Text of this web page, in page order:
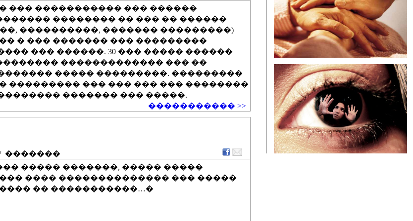
��� ����������� ��� ������
�������� �� ��� �� ������
����������, ������� ���������)
� ��� ������� ��� ���������
��� ������. 30 ��� ����� ������
������������� ��� ��
����� ���������. ���������
��������� ��� ��� ��� ��� ��������
������� ��� �����.
����������� >>
… ���� ����������
�������
����� �������, ����� �����
���� �������������� ��� �����
�� �����������…�